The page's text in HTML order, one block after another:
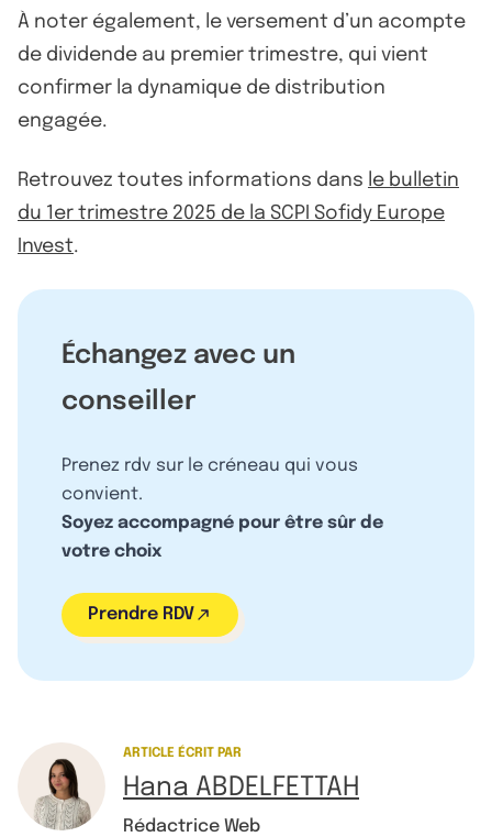
À noter également, le versement d’un acompte
de dividende au premier trimestre, qui vient
confirmer la dynamique de distribution
engagée.
Retrouvez toutes informations dans le bulletin
du 1er trimestre 2025 de la SCPI Sofidy Europe
Invest.
Échangez avec un
conseiller
Prenez rdv sur le créneau qui vous
convient.
Soyez accompagné pour être sûr de
votre choix
Prendre RDV
ARTICLE ÉCRIT PAR
Hana ABDELFETTAH
Rédactrice Web